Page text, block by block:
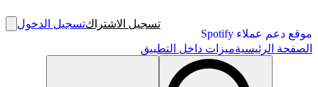
موقع دعم عملاء Spotify
تسجيل الاشتراكتسجيل الدخول
الصفحة الرئيسيةميزات داخل التطبيق